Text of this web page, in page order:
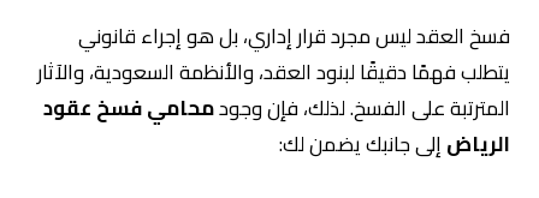
فسخ العقد ليس مجرد قرار إداري، بل هو إجراء قانوني
يتطلب فهمًا دقيقًا لبنود العقد، والأنظمة السعودية، والآثار
المترتبة على الفسخ. لذلك، فإن وجودمحامي فسخ عقود
الرياضإلى جانبك يضمن لك: